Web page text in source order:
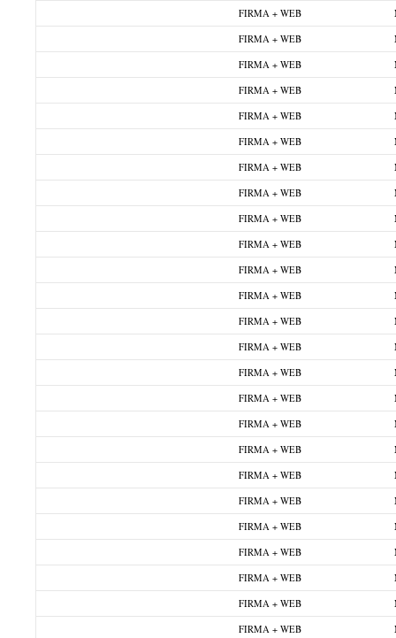
FIRMA + WEB
FIRMA + WEB
FIRMA + WEB
FIRMA + WEB
FIRMA + WEB
FIRMA + WEB
FIRMA + WEB
FIRMA + WEB
FIRMA + WEB
FIRMA + WEB
FIRMA + WEB
FIRMA + WEB
FIRMA + WEB
FIRMA + WEB
FIRMA + WEB
FIRMA + WEB
FIRMA + WEB
FIRMA + WEB
FIRMA + WEB
FIRMA + WEB
FIRMA + WEB
FIRMA + WEB
FIRMA + WEB
FIRMA + WEB
FIRMA + WEB